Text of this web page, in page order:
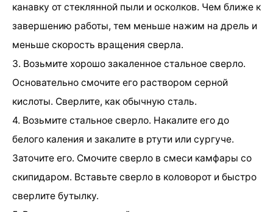
канавку от стеклянной пыли и осколков. Чем ближе к
завершению работы, тем меньше нажим на дрель и
меньше скорость вращения сверла.
3. Возьмите хорошо закаленное стальное сверло.
Основательно смочите его раствором серной
кислоты. Сверлите, как обычную сталь.
4. Возьмите стальное сверло. Накалите его до
белого каления и закалите в ртути или сургуче.
Заточите его. Смочите сверло в смеси камфары со
скипидаром. Вставьте сверло в коловорот и быстро
сверлите бутылку.